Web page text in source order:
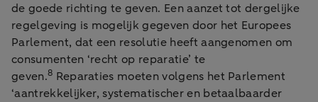
de goede richting te geven. Een aanzet tot dergelijke
regelgeving is mogelijk gegeven door het Europees
Parlement, dat een resolutie heeft aangenomen om
consumenten ‘recht op reparatie’ te
geven.8 Reparaties moeten volgens het Parlement
‘aantrekkelijker, systematischer en betaalbaarder